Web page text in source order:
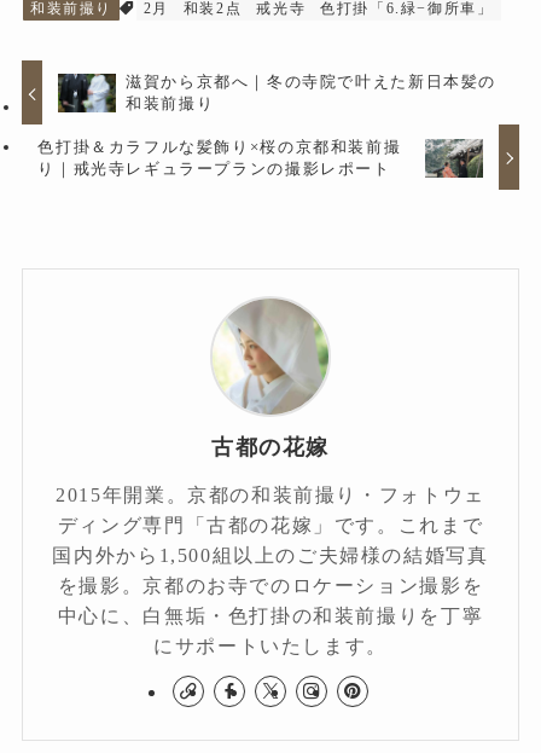
和装前撮り 2月 和装2点 戒光寺 色打掛「6.緑−御所車」
滋賀から京都へ｜冬の寺院で叶えた新日本髪の
和装前撮り
色打掛＆カラフルな髪飾り×桜の京都和装前撮
り｜戒光寺レギュラープランの撮影レポート
古都の花嫁
2015年開業。京都の和装前撮り・フォトウェ
ディング専門「古都の花嫁」です。これまで
国内外から1,500組以上のご夫婦様の結婚写真
を撮影。京都のお寺でのロケーション撮影を
中心に、白無垢・色打掛の和装前撮りを丁寧
にサポートいたします。